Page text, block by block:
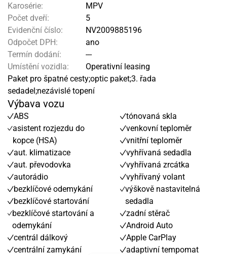
Karosérie:
MPV
Počet dveří:
5
Evidenční číslo:
NV2009885196
Odpočet DPH:
ano
Termín dodání:
---
Umístění vozidla:
Operativní leasing
Paket pro špatné cesty;optic paket;3. řada
sedadel;nezávislé topení
Výbava vozu
ABS
asistent rozjezdu do
kopce (HSA)
aut. klimatizace
aut. převodovka
autorádio
bezklíčové odemykání
bezklíčové startování
bezklíčové startování a
odemykání
centrál dálkový
centrální zamykání
tónovaná skla
venkovní teploměr
vnitřní teploměr
vyhřívaná sedadla
vyhřívaná zrcátka
vyhřívaný volant
výškově nastavitelná
sedadla
zadní stěrač
Android Auto
Apple CarPlay
adaptivní tempomat